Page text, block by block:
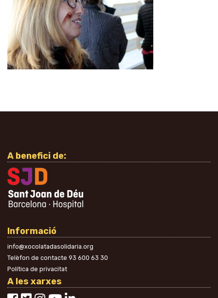
A benefici de:
Informació
info@xocolatadasolidaria.org
Telèfon de contacte 93 600 63 30
Política de privacitat
A les xarxes